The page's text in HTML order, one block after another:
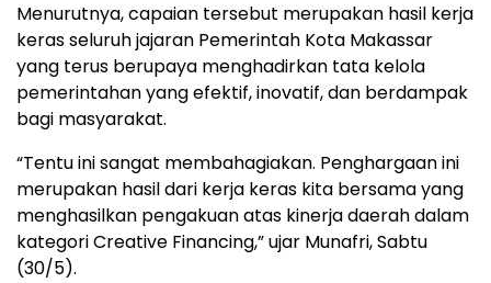
Menurutnya, capaian tersebut merupakan hasil kerja
keras seluruh jajaran Pemerintah Kota Makassar
yang terus berupaya menghadirkan tata kelola
pemerintahan yang efektif, inovatif, dan berdampak
bagi masyarakat.
“Tentu ini sangat membahagiakan. Penghargaan ini
merupakan hasil dari kerja keras kita bersama yang
menghasilkan pengakuan atas kinerja daerah dalam
kategori Creative Financing,” ujar Munafri, Sabtu
(30/5).